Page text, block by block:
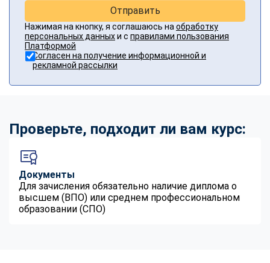
Отправить
Нажимая на кнопку, я соглашаюсь на обработку
персональных данныхи с правилами пользования
Платформой
Согласен на получение информационной и
рекламной рассылки
Проверьте, подходит ли вам курс:
Документы
Для зачисления обязательно наличие диплома о
высшем (ВПО) или среднем профессиональном
образовании (СПО)